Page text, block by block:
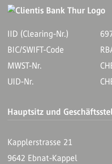
IID (Clearing-Nr.)
BIC/SWIFT-Code
MWST-Nr.
UID-Nr.
Hauptsitz und
Kapplerstrasse 21
9642 Ebnat-Kappel